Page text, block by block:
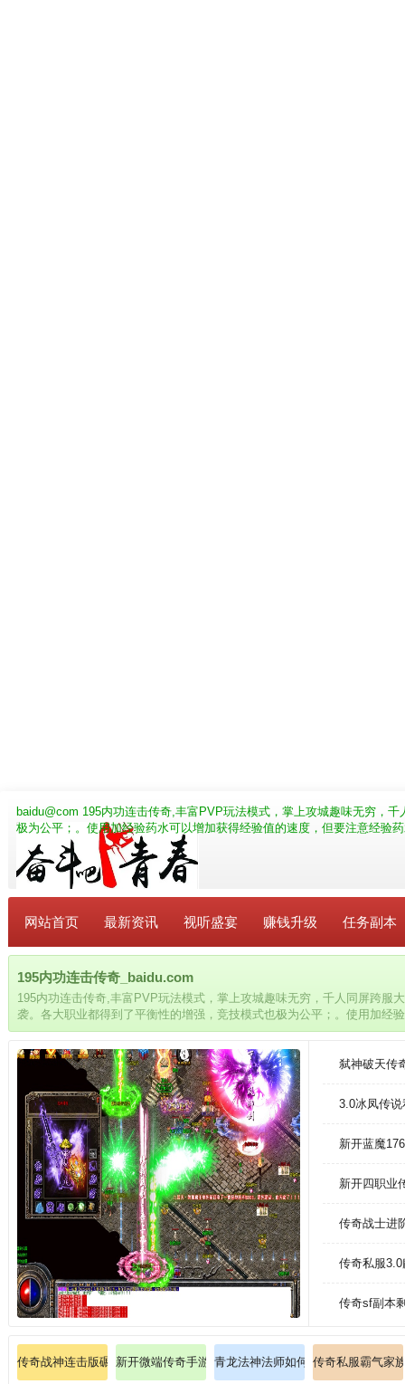
baidu@com 195内功连击传奇,丰富PVP玩法模式，掌上攻城趣味无穷，
极为公平；。使用加经验药水可以增加获得经验值的速度，但要注意经验
网站首页 最新资讯 视听盛宴 赚钱升级 任务副本
195内功连击传奇_baidu.com
195内功连击传奇,丰富PVP玩法模式，掌上攻城趣味无穷，千人同屏跨服
袭。各大职业都得到了平衡性的增强，竞技模式也极为公平；。使用加经
要注意经验药水影响的经验值有上限，不要浪费。
弑神破天传
3.0冰凤传
新开蓝魔
新开四职业
传奇战士进
传奇私服
传奇sf副本
传奇战神连击版碾压暗黑魔王的实战策略！
新开微端传奇手游：秒速加载，决战瞬息爆发！
青龙法神法师如何极致释放流星火雨
传奇私服霸气家